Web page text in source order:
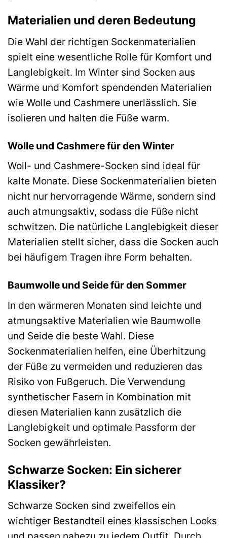
Materialien und deren Bedeutung
Die Wahl der richtigen Sockenmaterialien
spielt eine wesentliche Rolle für Komfort und
Langlebigkeit. Im Winter sind Socken aus
Wärme und Komfort spendenden Materialien
wie Wolle und Cashmere unerlässlich. Sie
isolieren und halten die Füße warm.
Wolle und Cashmere für den Winter
Woll- und Cashmere-Socken sind ideal für
kalte Monate. Diese Sockenmaterialien bieten
nicht nur hervorragende Wärme, sondern sind
auch atmungsaktiv, sodass die Füße nicht
schwitzen. Die natürliche Langlebigkeit dieser
Materialien stellt sicher, dass die Socken auch
bei häufigem Tragen ihre Form behalten.
Baumwolle und Seide für den Sommer
In den wärmeren Monaten sind leichte und
atmungsaktive Materialien wie Baumwolle
und Seide die beste Wahl. Diese
Sockenmaterialien helfen, eine Überhitzung
der Füße zu vermeiden und reduzieren das
Risiko von Fußgeruch. Die Verwendung
synthetischer Fasern in Kombination mit
diesen Materialien kann zusätzlich die
Langlebigkeit und optimale Passform der
Socken gewährleisten.
Schwarze Socken: Ein sicherer
Klassiker?
Schwarze Socken sind zweifellos ein
wichtiger Bestandteil eines klassischen Looks